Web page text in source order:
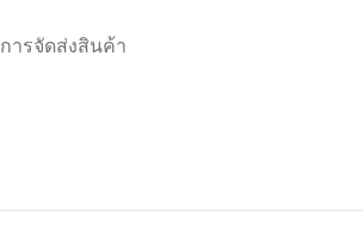
การจัดส่งสินค้า